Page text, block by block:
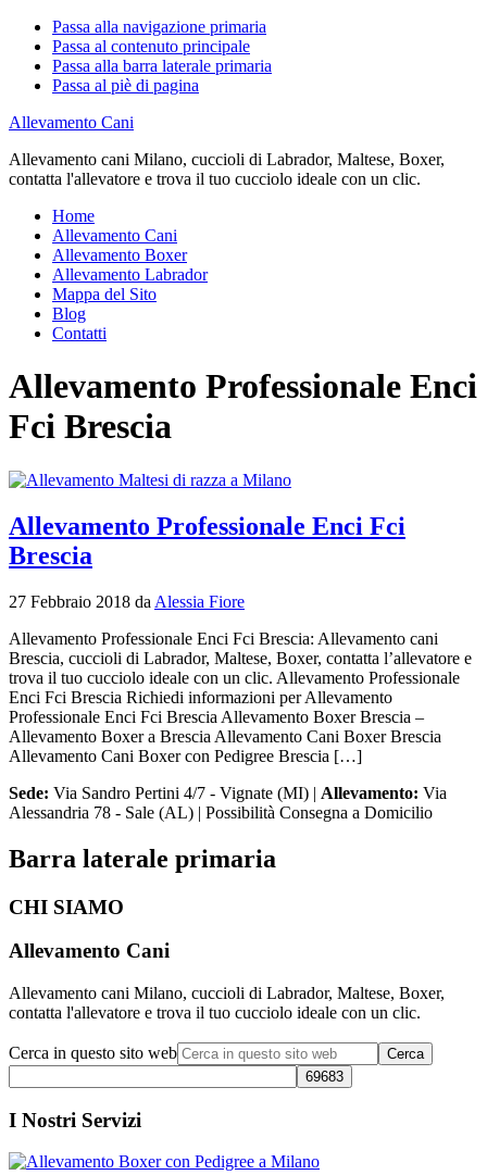
Passa alla navigazione primaria
Passa al contenuto principale
Passa alla barra laterale primaria
Passa al piè di pagina
Allevamento Cani
Allevamento cani Milano, cuccioli di Labrador, Maltese, Boxer,
contatta l'allevatore e trova il tuo cucciolo ideale con un clic.
Home
Allevamento Cani
Allevamento Boxer
Allevamento Labrador
Mappa del Sito
Blog
Contatti
Allevamento Professionale Enci
Fci Brescia
Allevamento Professionale Enci Fci
Brescia
27 Febbraio 2018 da Alessia Fiore
Allevamento Professionale Enci Fci Brescia: Allevamento cani
Brescia, cuccioli di Labrador, Maltese, Boxer, contatta l’allevatore e
trova il tuo cucciolo ideale con un clic. Allevamento Professionale
Enci Fci Brescia Richiedi informazioni per Allevamento
Professionale Enci Fci Brescia Allevamento Boxer Brescia –
Allevamento Boxer a Brescia Allevamento Cani Boxer Brescia
Allevamento Cani Boxer con Pedigree Brescia […]
Sede: Via Sandro Pertini 4/7 - Vignate (MI) | Allevamento: Via
Alessandria 78 - Sale (AL) | Possibilità Consegna a Domicilio
Barra laterale primaria
CHI SIAMO
Allevamento Cani
Allevamento cani Milano, cuccioli di Labrador, Maltese, Boxer,
contatta l'allevatore e trova il tuo cucciolo ideale con un clic.
Cerca in questo sito web
I Nostri Servizi